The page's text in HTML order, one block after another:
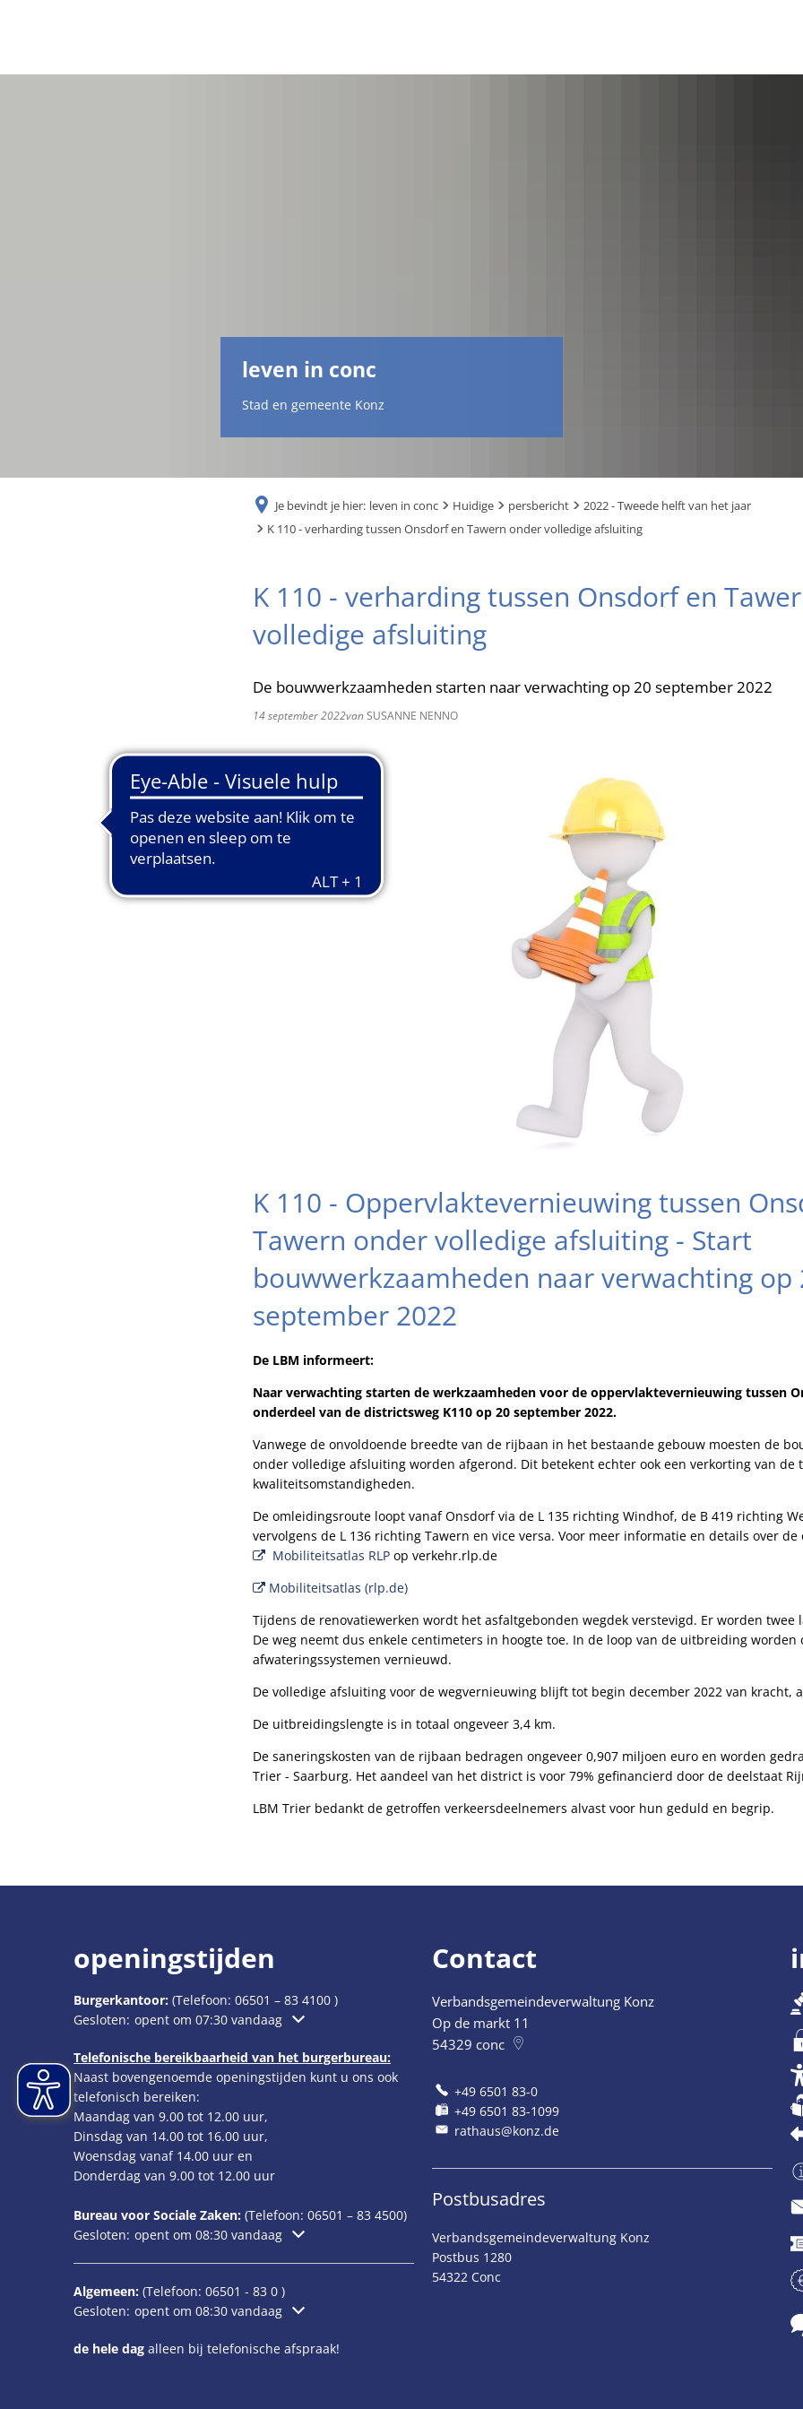
leven in conc
Stad en gemeente Konz
Je bevindt je hier: leven in conc Huidige persbericht
2022 - Tweede helft van het jaar
K 110 - verharding tussen Onsdorf en Tawern onder volledige afsluiting
K 110 - verharding tussen Onsdorf en
volledige afsluiting
De bouwwerkzaamheden starten naar verwachting op 20 september 2022
14 september 2022vanSUSANNE NENNO
K 110 - Oppervlaktevernieuwing tussen
Tawern onder volledige afsluiting - Start
bouwwerkzaamheden naar verwachting op
september 2022
De LBM informeert:
Naar verwachting starten de werkzaamheden voor de oppervlaktevernieuwing tussen
onderdeel van de districtsweg K110 op 20 september 2022.
Vanwege de onvoldoende breedte van de rijbaan in het bestaande gebouw moesten de
onder volledige afsluiting worden afgerond. Dit betekent echter ook een verkorting van
kwaliteitsomstandigheden.
De omleidingsroute loopt vanaf Onsdorf via de L 135 richting Windhof, de B 419 richting
vervolgens de L 136 richting Tawern en vice versa. Voor meer informatie en details over
Mobiliteitsatlas RLPop verkehr.rlp.de
Mobiliteitsatlas (rlp.de)
Tijdens de renovatiewerken wordt het asfaltgebonden wegdek verstevigd. Er worden twee
De weg neemt dus enkele centimeters in hoogte toe. In de loop van de uitbreiding worden
afwateringssystemen vernieuwd.
De volledige afsluiting voor de wegvernieuwing blijft tot begin december 2022 van kracht,
De uitbreidingslengte is in totaal ongeveer 3,4 km.
De saneringskosten van de rijbaan bedragen ongeveer 0,907 miljoen euro en worden
Trier - Saarburg. Het aandeel van het district is voor 79% gefinancierd door de deelstaat
LBM Trier bedankt de getroffen verkeersdeelnemers alvast voor hun geduld en begrip.
openingstijden
Burgerkantoor: (Telefoon: 06501 – 83 4100 )
Klik om extra openings- of sluitingstijden te verbergen
Gesloten: opent om 07:30 vandaag
Telefonische bereikbaarheid van het burgerbureau:
Naast bovengenoemde openingstijden kunt u ons ook
telefonisch bereiken:
Maandag van 9.00 tot 12.00 uur,
Dinsdag van 14.00 tot 16.00 uur,
Woensdag vanaf 14.00 uur en
Donderdag van 9.00 tot 12.00 uur
Bureau voor Sociale Zaken: (Telefoon: 06501 – 83 4500)
Klik om extra openings- of sluitingstijden te verbergen
Gesloten: opent om 08:30 vandaag
Algemeen: (Telefoon: 06501 - 83 0 )
Klik om extra openings- of sluitingstijden te verbergen
Gesloten: opent om 08:30 vandaag
de hele dag alleen bij telefonische afspraak!
Contact
Verbandsgemeindeverwaltung Konz
Op de markt 11
54329 conc
+49 6501 83-0
+49 6501 83-1099
rathaus@konz.de
Postbusadres
Verbandsgemeindeverwaltung Konz
Postbus 1280
54322 Conc